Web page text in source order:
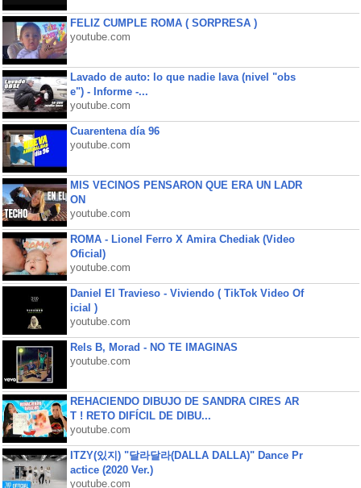
FELIZ CUMPLE ROMA ( SORPRESA )
youtube.com
Lavado de auto: lo que nadie lava (nivel "obs
e") - Informe -...
youtube.com
Cuarentena día 96
youtube.com
MIS VECINOS PENSARON QUE ERA UN LADR
ON
youtube.com
ROMA - Lionel Ferro X Amira Chediak (Video
Oficial)
youtube.com
Daniel El Travieso - Viviendo ( TikTok Video Of
icial )
youtube.com
Rels B, Morad - NO TE IMAGINAS
youtube.com
REHACIENDO DIBUJO DE SANDRA CIRES AR
T ! RETO DIFÍCIL DE DIBU...
youtube.com
ITZY(있지) "달라달라(DALLA DALLA)" Dance Pr
actice (2020 Ver.)
youtube.com